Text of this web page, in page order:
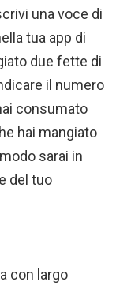
una voce di
tua app di
due fette di
il numero
consumato
hai mangiato
sarai in
del tuo
con largo